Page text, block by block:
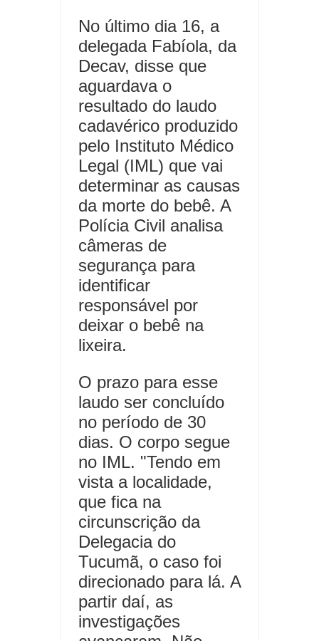
No último dia 16, a
delegada Fabíola, da
Decav, disse que
aguardava o
resultado do laudo
cadavérico produzido
pelo Instituto Médico
Legal (IML) que vai
determinar as causas
da morte do bebê. A
Polícia Civil analisa
câmeras de
segurança para
identificar
responsável por
deixar o bebê na
lixeira.
O prazo para esse
laudo ser concluído
no período de 30
dias. O corpo segue
no IML. "Tendo em
vista a localidade,
que fica na
circunscrição da
Delegacia do
Tucumã, o caso foi
direcionado para lá. A
partir daí, as
investigações